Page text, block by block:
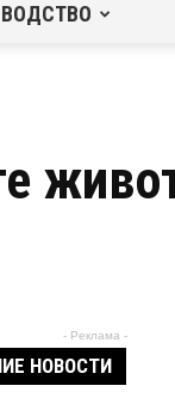
- Реклама -
НОВОСТИ